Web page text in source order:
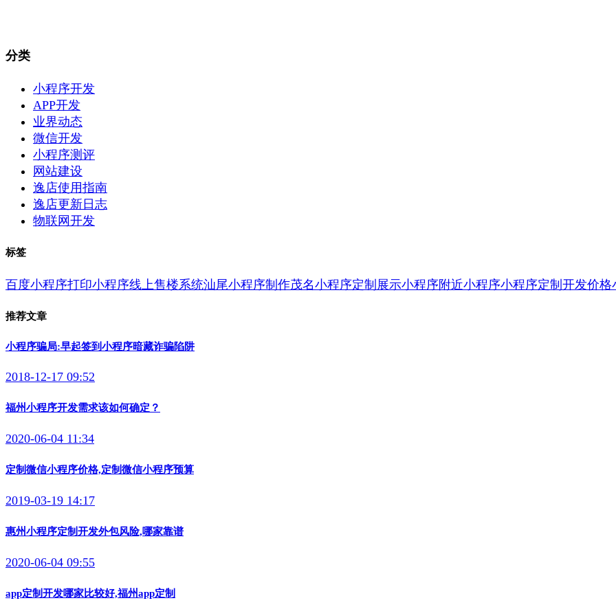
分类
小程序开发
APP开发
业界动态
微信开发
小程序测评
网站建设
逸店使用指南
逸店更新日志
物联网开发
标签
百度小程序打印小程序线上售楼系统汕尾小程序制作茂名小程序定制 展示小程序附近小程序小程序定制开发价格
推荐文章
小程序骗局:早起签到小程序暗藏诈骗陷阱
2018-12-17 09:52
福州小程序开发需求该如何确定？
2020-06-04 11:34
定制微信小程序价格,定制微信小程序预算
2019-03-19 14:17
惠州小程序定制开发外包风险,哪家靠谱
2020-06-04 09:55
app定制开发哪家比较好,福州app定制